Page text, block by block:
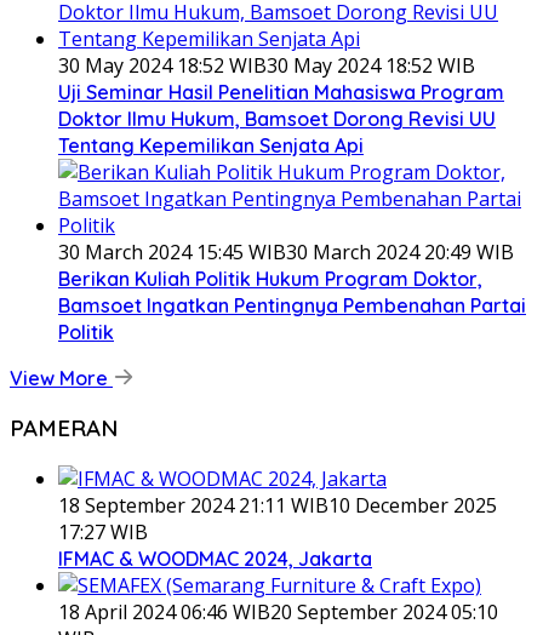
30 May 2024 18:52 WIB30 May 2024 18:52 WIB
Uji Seminar Hasil Penelitian Mahasiswa Program
Doktor Ilmu Hukum, Bamsoet Dorong Revisi UU
Tentang Kepemilikan Senjata Api
30 March 2024 15:45 WIB30 March 2024 20:49 WIB
Berikan Kuliah Politik Hukum Program Doktor,
Bamsoet Ingatkan Pentingnya Pembenahan Partai
Politik
View More
PAMERAN
18 September 2024 21:11 WIB10 December 2025
17:27 WIB
IFMAC & WOODMAC 2024, Jakarta
18 April 2024 06:46 WIB20 September 2024 05:10